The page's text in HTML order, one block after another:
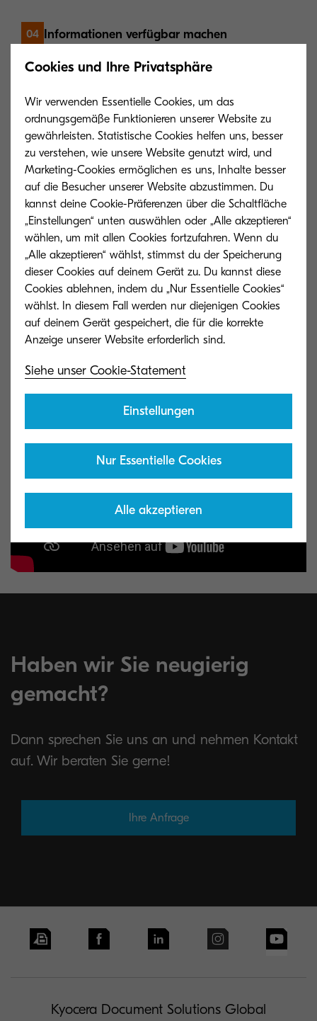
04 Informationen verfügbar machen
05 Informationsprozesse gestalten
Informationsprozesse werden zu effizienten
Geschäftsprozessen
06 Infrastruktur managen
Dokumenten-Output komfortabel administrieren
Mehr zum ThemaMaking information faster
Haben wir Sie neugierig
gemacht?
Dann sprechen Sie uns an und nehmen Kontakt
auf. Wir beraten Sie gerne!
Ihre Anfrage
Kyocera Document Solutions Global
Cookies und Ihre Privatsphäre
Wir verwenden Essentielle Cookies, um das
ordnungsgemäße Funktionieren unserer Website zu
gewährleisten. Statistische Cookies helfen uns, besser
zu verstehen, wie unsere Website genutzt wird, und
Marketing-Cookies ermöglichen es uns, Inhalte besser
auf die Besucher unserer Website abzustimmen. Du
kannst deine Cookie-Präferenzen über die Schaltfläche
„Einstellungen“ unten auswählen oder „Alle akzeptieren“
wählen, um mit allen Cookies fortzufahren. Wenn du
„Alle akzeptieren“ wählst, stimmst du der Speicherung
dieser Cookies auf deinem Gerät zu. Du kannst diese
Cookies ablehnen, indem du „Nur Essentielle Cookies“
wählst. In diesem Fall werden nur diejenigen Cookies
auf deinem Gerät gespeichert, die für die korrekte
Siehe unser Cookie-Statement
Einstellungen
Nur Essentielle Cookies
Alle akzeptieren